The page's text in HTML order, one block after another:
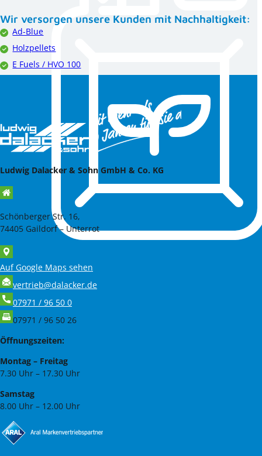
Wir versorgen unsere Kunden mit Nachhaltigkeit:
Ad-Blue
Holzpellets
E Fuels / HVO 100
Ludwig Dalacker & Sohn GmbH & Co. KG
Schönberger Str. 16,
74405 Gaildorf – Unterrot
Auf Google Maps sehen
vertrieb@dalacker.de
07971 / 96 50 0
07971 / 96 50 26
Öffnungszeiten:
Montag – Freitag
7.30 Uhr – 17.30 Uhr
Samstag
8.00 Uhr – 12.00 Uhr